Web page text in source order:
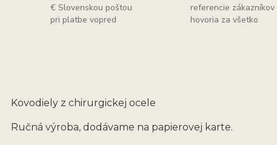
€ Slovenskou poštou
pri platbe vopred
referencie zákazníkov
hovoria za všetko
Kovodiely z chirurgickej ocele
Ručná výroba, dodávame na papierovej karte.